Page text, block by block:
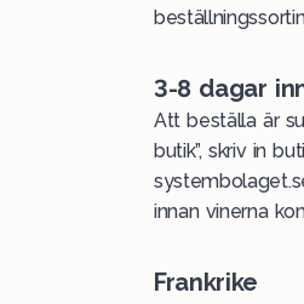
3-8 dagar
Att beställa är
butik”, skriv in
innan vinerna
Frankrike